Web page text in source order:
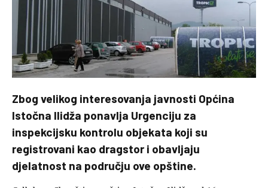
Zbog velikog interesovanja javnosti Općina
Istočna Ilidža ponavlja Urgenciju za
inspekcijsku kontrolu objekata koji su
registrovani kao dragstor i obavljaju
djelatnost na području ove opštine.